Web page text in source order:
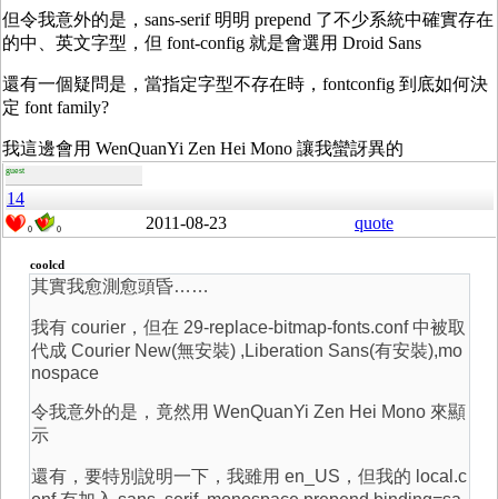
但令我意外的是，sans-serif 明明 prepend 了不少系統中確實存在
的中、英文字型，但 font-config 就是會選用 Droid Sans
還有一個疑問是，當指定字型不存在時，fontconfig 到底如何決
定 font family?
我這邊會用 WenQuanYi Zen Hei Mono 讓我蠻訝異的
guest
14
0 0 2011-08-23 quote
coolcd
其實我愈測愈頭昏……
我有 courier，但在 29-replace-bitmap-fonts.conf 中被取
代成 Courier New(無安裝) ,Liberation Sans(有安裝),mo
nospace
令我意外的是，竟然用 WenQuanYi Zen Hei Mono 來顯
示
還有，要特別說明一下，我雖用 en_US，但我的 local.c